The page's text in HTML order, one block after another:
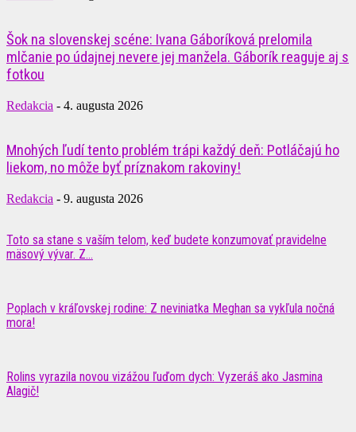
Šok na slovenskej scéne: Ivana Gáboríková prelomila
mlčanie po údajnej nevere jej manžela. Gáborík reaguje aj s
fotkou
Redakcia - 4. augusta 2026
Mnohých ľudí tento problém trápi každý deň: Potláčajú ho
liekom, no môže byť príznakom rakoviny!
Redakcia - 9. augusta 2026
Toto sa stane s vaším telom, keď budete konzumovať pravidelne
mäsový vývar. Z...
Poplach v kráľovskej rodine: Z neviniatka Meghan sa vykľula nočná
mora!
Rolins vyrazila novou vizážou ľuďom dych: Vyzeráš ako Jasmina
Alagič!